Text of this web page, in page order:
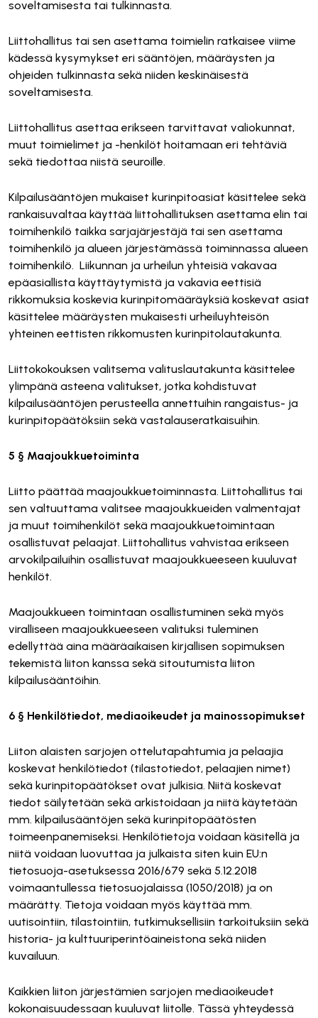
soveltamisesta tai tulkinnasta.
Liittohallitus tai sen asettama toimielin ratkaisee viime
kädessä kysymykset eri sääntöjen, määräysten ja
ohjeiden tulkinnasta sekä niiden keskinäisestä
soveltamisesta.
Liittohallitus asettaa erikseen tarvittavat valiokunnat,
muut toimielimet ja -henkilöt hoitamaan eri tehtäviä
sekä tiedottaa niistä seuroille.
Kilpailusääntöjen mukaiset kurinpitoasiat käsittelee sekä
rankaisuvaltaa käyttää liittohallituksen asettama elin tai
toimihenkilö taikka sarjajärjestäjä tai sen asettama
toimihenkilö ja alueen järjestämässä toiminnassa alueen
toimihenkilö. Liikunnan ja urheilun yhteisiä vakavaa
epäasiallista käyttäytymistä ja vakavia eettisiä
rikkomuksia koskevia kurinpitomääräyksiä koskevat asiat
käsittelee määräysten mukaisesti urheiluyhteisön
yhteinen eettisten rikkomusten kurinpitolautakunta.
Liittokokouksen valitsema valituslautakunta käsittelee
ylimpänä asteena valitukset, jotka kohdistuvat
kilpailusääntöjen perusteella annettuihin rangaistus- ja
kurinpitopäätöksiin sekä vastalauseratkaisuihin.
5 § Maajoukkuetoiminta
Liitto päättää maajoukkuetoiminnasta. Liittohallitus tai
sen valtuuttama valitsee maajoukkueiden valmentajat
ja muut toimihenkilöt sekä maajoukkuetoimintaan
osallistuvat pelaajat. Liittohallitus vahvistaa erikseen
arvokilpailuihin osallistuvat maajoukkueeseen kuuluvat
henkilöt.
Maajoukkueen toimintaan osallistuminen sekä myös
viralliseen maajoukkueeseen valituksi tuleminen
edellyttää aina määräaikaisen kirjallisen sopimuksen
tekemistä liiton kanssa sekä sitoutumista liiton
kilpailusääntöihin.
6 § Henkilötiedot, mediaoikeudet ja mainossopimukset
Liiton alaisten sarjojen ottelutapahtumia ja pelaajia
koskevat henkilötiedot (tilastotiedot, pelaajien nimet)
sekä kurinpitopäätökset ovat julkisia. Niitä koskevat
tiedot säilytetään sekä arkistoidaan ja niitä käytetään
mm. kilpailusääntöjen sekä kurinpitopäätösten
toimeenpanemiseksi. Henkilötietoja voidaan käsitellä ja
niitä voidaan luovuttaa ja julkaista siten kuin EU:n
tietosuoja-asetuksessa 2016/679 sekä 5.12.2018
voimaantullessa tietosuojalaissa (1050/2018) ja on
määrätty. Tietoja voidaan myös käyttää mm.
uutisointiin, tilastointiin, tutkimuksellisiin tarkoituksiin sekä
historia- ja kulttuuriperintöaineistona sekä niiden
kuvailuun.
Kaikkien liiton järjestämien sarjojen mediaoikeudet
kokonaisuudessaan kuuluvat liitolle. Tässä yhteydessä